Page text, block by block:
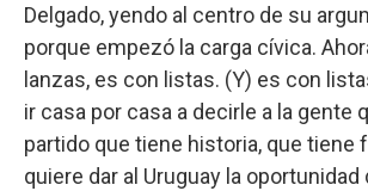
Delgado, yendo al centro de su
porque empezó la carga cívica.
lanzas, es con listas. (Y) es con
ir casa por casa a decirle a la gente
partido que tiene historia, que tiene
quiere dar al Uruguay la oportunidad